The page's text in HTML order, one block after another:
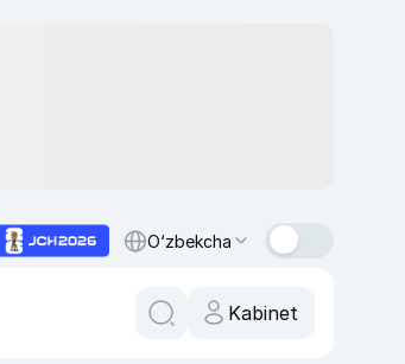
O‘zbekcha
Kabinet